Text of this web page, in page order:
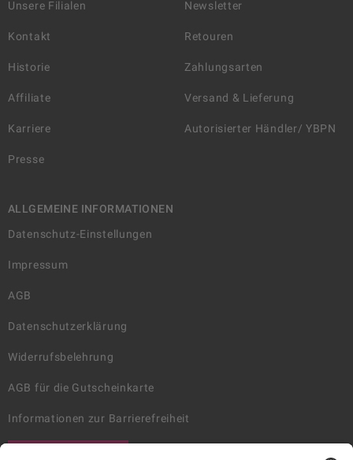
Unsere Filialen
Kontakt
Historie
Affiliate
Karriere
Presse
Newsletter
Retouren
Zahlungsarten
Versand & Lieferung
Autorisierter Händler/ YBPN
ALLGEMEINE INFORMATIONEN
Datenschutz-Einstellungen
Impressum
AGB
Datenschutzerklärung
Widerrufsbelehrung
AGB für die Gutscheinkarte
Informationen zur Barrierefreiheit